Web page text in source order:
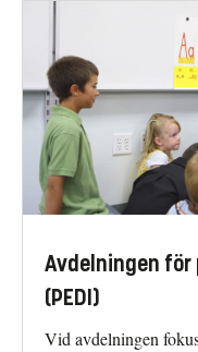
Avdelningen
(PEDI)
Vid avdelningen